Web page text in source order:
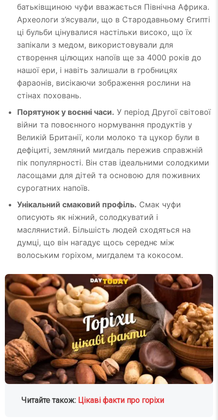
батьківщиною чуфи вважається Північна Африка.
Археологи з’ясували, що в Стародавньому Єгипті
ці бульби цінувалися настільки високо, що їх
запікали з медом, використовували для
створення цілющих напоїв ще за 4000 років до
нашої ери, і навіть залишали в гробницях
фараонів, висікаючи зображення рослини на
стінах поховань.
Порятунок у воєнні часи. У період Другої світової
війни та повоєнного нормування продуктів у
Великій Британії, коли молоко та цукор були в
дефіциті, земляний мигдаль пережив справжній
пік популярності. Він став ідеальними солодкими
ласощами для дітей та основою для поживних
сурогатних напоїв.
Унікальний смаковий профіль. Смак чуфи
описують як ніжний, солодкуватий і
маслянистий. Більшість людей сходяться на
думці, що він нагадує щось середнє між
волоським горіхом, мигдалем та кокосом.
Читайте також: Цікаві факти про горіхи